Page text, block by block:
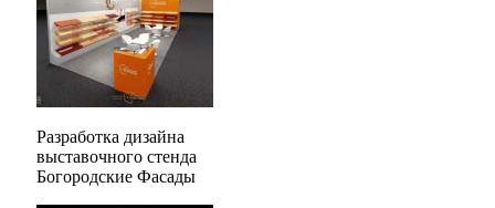
Разработка дизайна
выставочного стенда
Богородские Фасады